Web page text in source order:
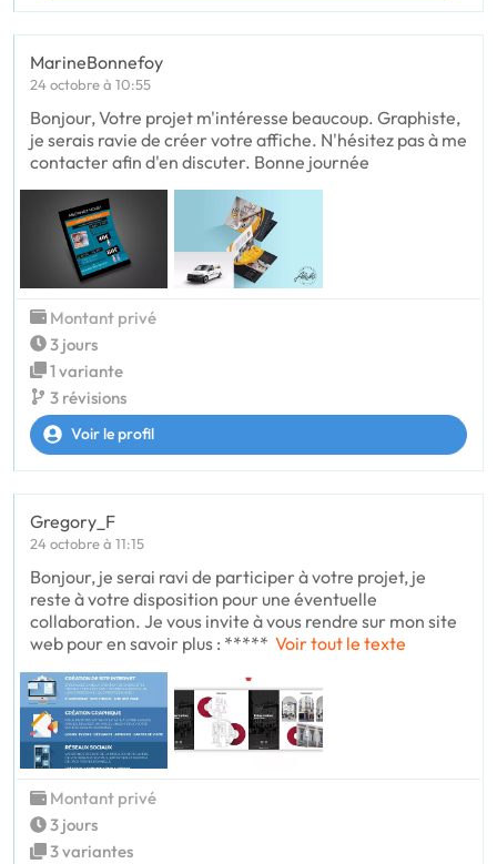
MarineBonnefoy
24 octobre à 10:55
Bonjour, Votre projet m'intéresse beaucoup. Graphiste,
je serais ravie de créer votre affiche. N'hésitez pas à me
contacter afin d'en discuter. Bonne journée
Montant privé
3 jours
1 variante
3 révisions
Voir le profil
Gregory_F
24 octobre à 11:15
Bonjour, je serai ravi de participer à votre projet, je
reste à votre disposition pour une éventuelle
collaboration. Je vous invite à vous rendre sur mon site
web pour en savoir plus : ***** Voir tout le texte
Montant privé
3 jours
3 variantes